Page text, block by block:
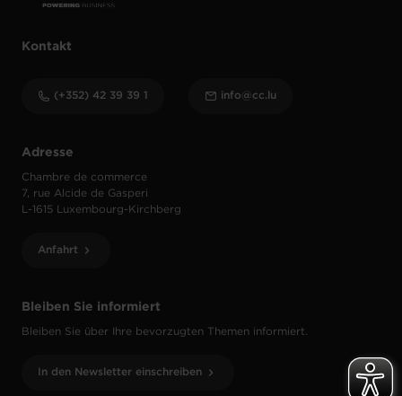
Bleiben Sie informiert
Bleiben Sie über Ihre bevorzugten Themen informiert.
In den Newsletter einschreiben
Adresse
Chambre de commerce
7, rue Alcide de Gasperi
L-1615 Luxembourg-Kirchberg
Anfahrt
Kontakt
(+352) 42 39 39 1 info@cc.lu